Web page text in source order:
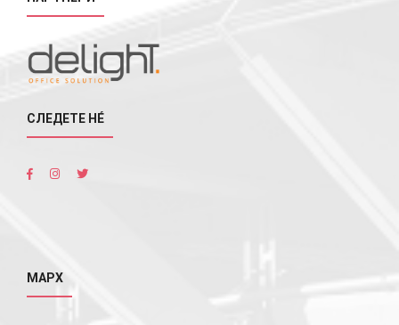
СЛЕДЕТЕ НÉ
МАРХ